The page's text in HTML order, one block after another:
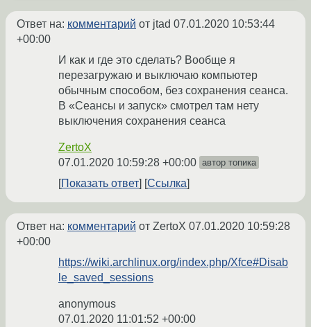
Ответ на: комментарий от jtad 07.01.2020 10:53:44
+00:00
И как и где это сделать? Вообще я
перезагружаю и выключаю компьютер
обычным способом, без сохранения сеанса.
В «Сеансы и запуск» смотрел там нету
выключения сохранения сеанса
ZertoX
07.01.2020 10:59:28 +00:00 автор топика
Показать ответ Ссылка
Ответ на: комментарий от ZertoX 07.01.2020 10:59:28
+00:00
https://wiki.archlinux.org/index.php/Xfce#Disab
le_saved_sessions
anonymous
07.01.2020 11:01:52 +00:00